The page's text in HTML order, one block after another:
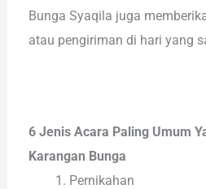
Bunga Syaqila juga
atau pengiriman di hari yang
6 Jenis Acara Paling Umum
Karangan Bunga
Pernikahan